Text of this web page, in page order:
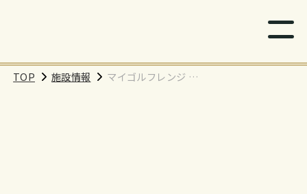
TOP 施設情報
マイゴルフレンジ 神